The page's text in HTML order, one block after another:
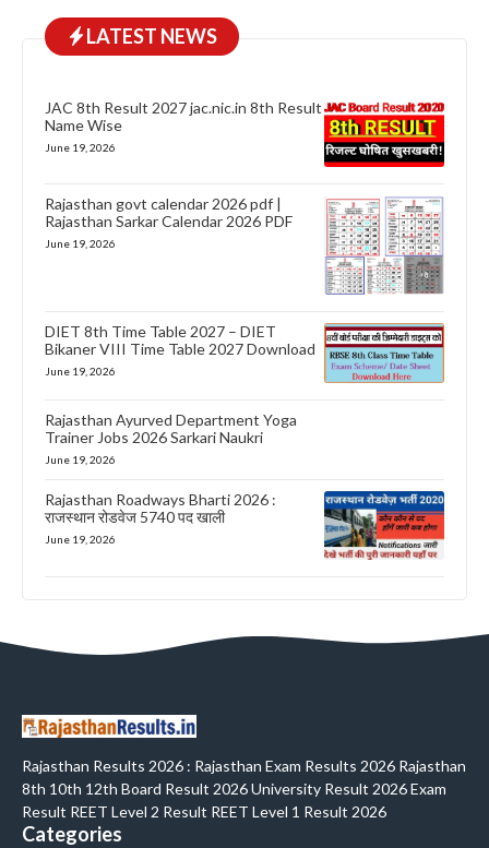
LATEST NEWS
JAC 8th Result 2027 jac.nic.in 8th Result
Name Wise
June 19, 2026
Rajasthan govt calendar 2026 pdf |
Rajasthan Sarkar Calendar 2026 PDF
June 19, 2026
DIET 8th Time Table 2027 – DIET
Bikaner VIII Time Table 2027 Download
June 19, 2026
Rajasthan Ayurved Department Yoga
Trainer Jobs 2026 Sarkari Naukri
June 19, 2026
Rajasthan Roadways Bharti 2026 :
राजस्थान रोडवेज 5740 पद खाली
June 19, 2026
Rajasthan Results 2026 : Rajasthan Exam Results 2026 Rajasthan
8th 10th 12th Board Result 2026 University Result 2026 Exam
Result REET Level 2 Result REET Level 1 Result 2026
Categories